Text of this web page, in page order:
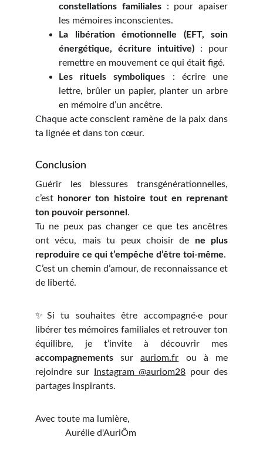
constellations familiales: pour apaiser
les mémoires inconscientes.
La libération émotionnelle (EFT, soin
énergétique, écriture intuitive) : pour
remettre en mouvement ce qui était figé.
Les rituels symboliques : écrire une
lettre, brûler un papier, planter un arbre
en mémoire d’un ancêtre.
Chaque acte conscient ramène de la paix dans
ta lignée et dans ton cœur.
Conclusion
Guérir les blessures transgénérationnelles,
c’est
honorer ton histoire tout en reprenant
ton pouvoir personnel .
Tu ne peux pas changer ce que tes ancêtres
ont vécu, mais tu peux choisir de ne plus
reproduire ce qui t’empêche d’être toi-même.
C’est un chemin d’amour, de reconnaissance et
de liberté.
✨Si tu souhaites être accompagné·e pour
libérer tes mémoires familiales et retrouver ton
équilibre, je t’invite à découvrir mes
accompagnementssurauriom.fr ou à me
rejoindre sur
Instagram @auriom28 pour des
partages inspirants.
Avec toute ma lumière,
Aurélie d'AuriÔm